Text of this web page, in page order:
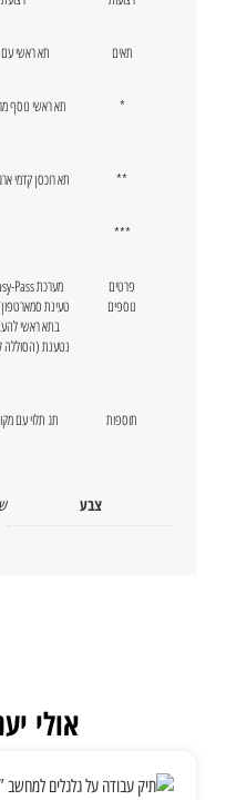
תאים תא ראשי עם מקום
*
תא ראשי נוסף
** תא רוכסן קדמי
***
פרטים
נוספים
טעינת
נטענת (הסוללה
תוספות
תג תלוי עם
צבע
אולי